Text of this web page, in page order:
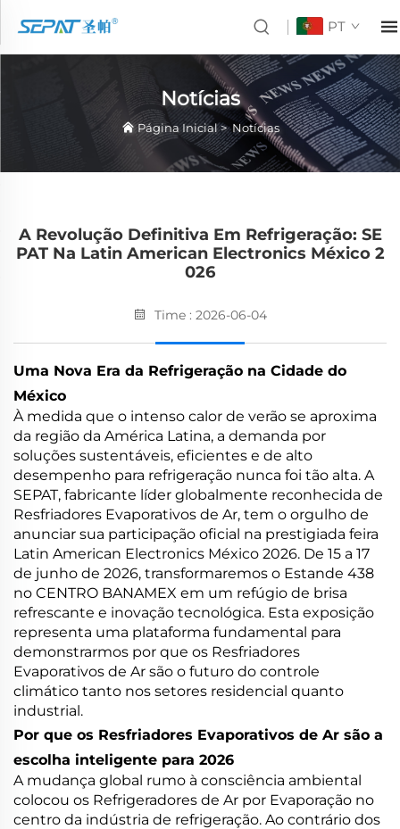
PT
Notícias
Página Inicial>Notícias
A Revolução Definitiva Em Refrigeração: SE
PAT Na Latin American Electronics México 2
026
Time : 2026-06-04
Uma Nova Era da Refrigeração na Cidade do
México
À medida que o intenso calor de verão se aproxima
da região da América Latina, a demanda por
soluções sustentáveis, eficientes e de alto
desempenho para refrigeração nunca foi tão alta. A
SEPAT, fabricante líder globalmente reconhecida de
Resfriadores Evaporativos de Ar, tem o orgulho de
anunciar sua participação oficial na prestigiada feira
Latin American Electronics México 2026. De 15 a 17
de junho de 2026, transformaremos o Estande 438
no CENTRO BANAMEX em um refúgio de brisa
refrescante e inovação tecnológica. Esta exposição
representa uma plataforma fundamental para
demonstrarmos por que os Resfriadores
Evaporativos de Ar são o futuro do controle
climático tanto nos setores residencial quanto
industrial.
Por que os Resfriadores Evaporativos de Ar são a
escolha inteligente para 2026
A mudança global rumo à consciência ambiental
colocou os Refrigeradores de Ar por Evaporação no
centro da indústria de refrigeração. Ao contrário dos